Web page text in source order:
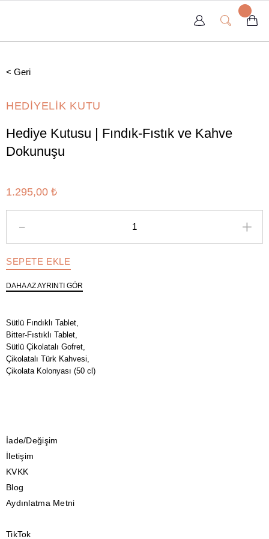
< Geri
HEDİYELİK KUTU
Hediye Kutusu | Fındık-Fıstık ve Kahve
Dokunuşu
1.295,00 ₺
SEPETE EKLE
DAHA AZ AYRINTI GÖR
Sütlü Fındıklı Tablet,
Bitter-Fıstıklı Tablet,
Sütlü Çikolatalı Gofret,
Çikolatalı Türk Kahvesi,
Çikolata Kolonyası (50 cl)
İade/Değişim
İletişim
KVKK
Blog
Aydınlatma Metni
TikTok